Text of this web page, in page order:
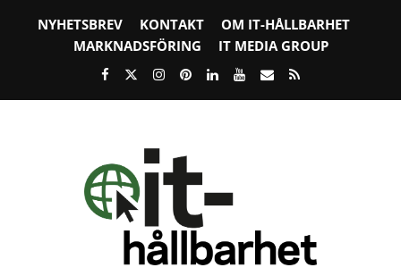
NYHETSBREV KONTAKT
OM IT-HÅLLBARHET
MARKNADSFÖRING
IT MEDIA GROUP